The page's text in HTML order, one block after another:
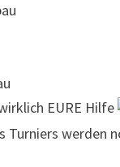
EURE Hilfe
Turniers werden